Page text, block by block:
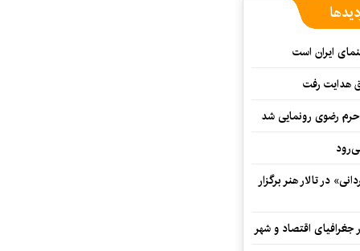
ایران است
هدایت رفت
حرم رضوی رونمایی شد
در تالار هنر برگزار
اقتصاد و شهر